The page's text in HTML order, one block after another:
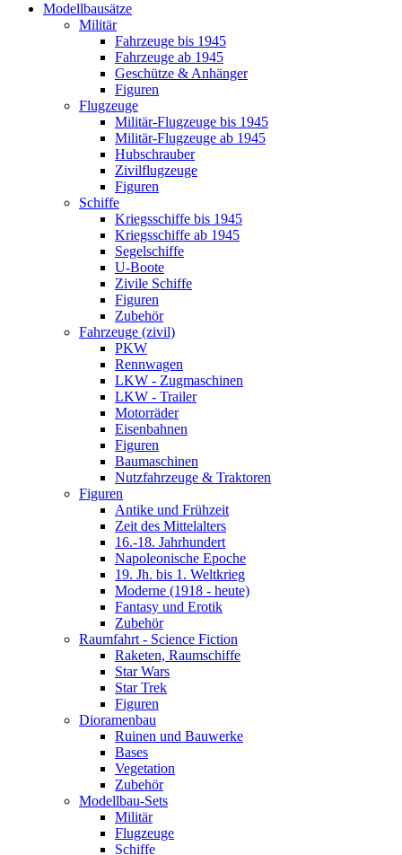
Modellbausätze
Militär
Fahrzeuge bis 1945
Fahrzeuge ab 1945
Geschütze & Anhänger
Figuren
Flugzeuge
Militär-Flugzeuge bis 1945
Militär-Flugzeuge ab 1945
Hubschrauber
Zivilflugzeuge
Figuren
Schiffe
Kriegsschiffe bis 1945
Kriegsschiffe ab 1945
Segelschiffe
U-Boote
Zivile Schiffe
Figuren
Zubehör
Fahrzeuge (zivil)
PKW
Rennwagen
LKW - Zugmaschinen
LKW - Trailer
Motorräder
Eisenbahnen
Figuren
Baumaschinen
Nutzfahrzeuge & Traktoren
Figuren
Antike und Frühzeit
Zeit des Mittelalters
16.-18. Jahrhundert
Napoleonische Epoche
19. Jh. bis 1. Weltkrieg
Moderne (1918 - heute)
Fantasy und Erotik
Zubehör
Raumfahrt - Science Fiction
Raketen, Raumschiffe
Star Wars
Star Trek
Figuren
Dioramenbau
Ruinen und Bauwerke
Bases
Vegetation
Zubehör
Modellbau-Sets
Militär
Flugzeuge
Schiffe